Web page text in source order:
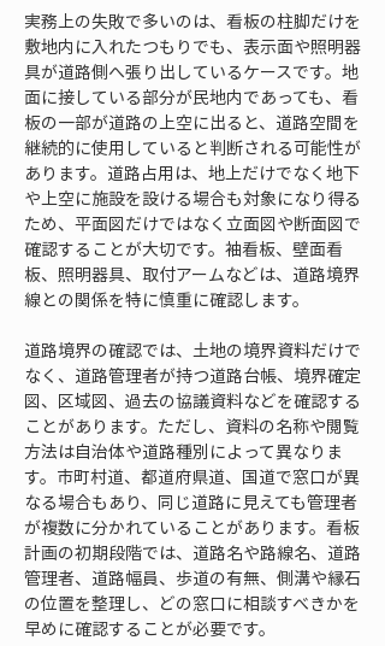
実務上の失敗で多いのは、看板の柱脚だけを
敷地内に入れたつもりでも、表示面や照明器
具が道路側へ張り出しているケースです。地
面に接している部分が民地内であっても、看
板の一部が道路の上空に出ると、道路空間を
継続的に使用していると判断される可能性が
あります。道路占用は、地上だけでなく地下
や上空に施設を設ける場合も対象になり得る
ため、平面図だけではなく立面図や断面図で
確認することが大切です。袖看板、壁面看
板、照明器具、取付アームなどは、道路境界
線との関係を特に慎重に確認します。
道路境界の確認では、土地の境界資料だけで
なく、道路管理者が持つ道路台帳、境界確定
図、区域図、過去の協議資料などを確認する
ことがあります。ただし、資料の名称や閲覧
方法は自治体や道路種別によって異なりま
す。市町村道、都道府県道、国道で窓口が異
なる場合もあり、同じ道路に見えても管理者
が複数に分かれていることがあります。看板
計画の初期段階では、道路名や路線名、道路
管理者、道路幅員、歩道の有無、側溝や縁石
の位置を整理し、どの窓口に相談すべきかを
早めに確認することが必要です。